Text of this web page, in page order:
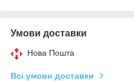
Умови доставки
Нова Пошта
Всі умови доставки